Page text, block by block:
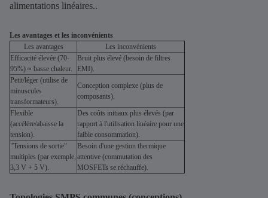
alimentations linéaires..
Les avantages et les inconvénients
Les avantages
Les inconvénients
Efficacité élevée (70­
95%) ≈ basse chaleur.
Bruit plus élevé (besoin de filtres
EMI).
Petit/léger (utilise de
minuscules
transformateurs).
Conception complexe (plus de
composants).
Flexible
(accélère/abaisse la
tension).
Des coûts initiaux plus élevés (par
rapport à l'utilisation linéaire pour une
faible consommation).
"Tensions de sortie"
multiples (par exemple,
3,3 V + 5 V).
Besoin d'une gestion thermique
attentive (commutation des
MOSFETs se réchauffe).